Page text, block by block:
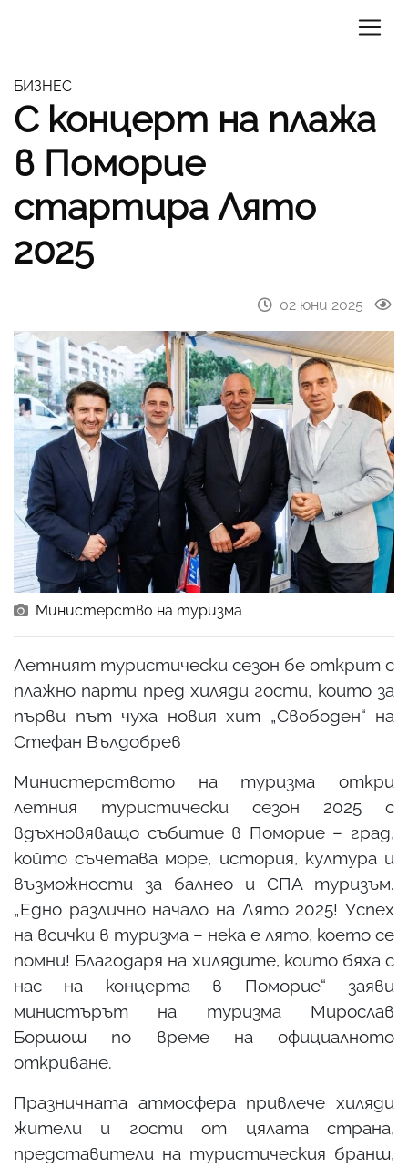
БИЗНЕС
С концерт на плажа
в Поморие
стартира Лято
2025
02 юни 2025
Министерство на туризма
Летният туристически сезон бе открит с
плажно парти пред хиляди гости, които за
първи път чуха новия хит „Свободен“ на
Стефан Вълдобрев
Министерството на туризма откри
летния туристически сезон 2025 с
вдъхновяващо събитие в Поморие – град,
който съчетава море, история, култура и
възможности за балнео и СПА туризъм.
„Едно различно начало на Лято 2025! Успех
на всички в туризма – нека е лято, което се
помни! Благодаря на хилядите, които бяха с
нас на концерта в Поморие“ заяви
министърът на туризма Мирослав
Боршош по време на официалното
откриване.
Празничната атмосфера привлече хиляди
жители и гости от цялата страна,
представители на туристическия бранш,